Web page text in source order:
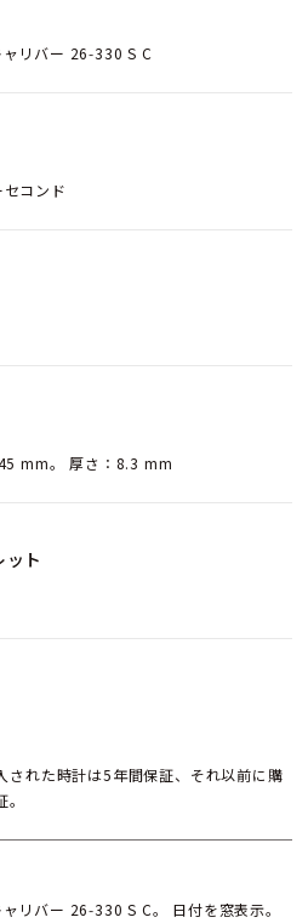
リバー 26‑330 S C
コンド
mm。 厚さ：8.3 mm
ト
された時計は5年間保証、それ以前に購
リバー 26‑330 S C。 日付を窓表示。